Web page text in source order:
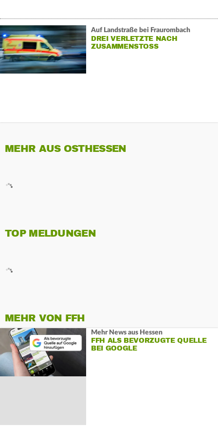
Auf Landstraße bei Fraurombach
DREI VERLETZTE NACH
ZUSAMMENSTOSS
MEHR AUS OSTHESSEN
TOP MELDUNGEN
MEHR VON FFH
Mehr News aus Hessen
FFH ALS BEVORZUGTE QUELLE
BEI GOOGLE